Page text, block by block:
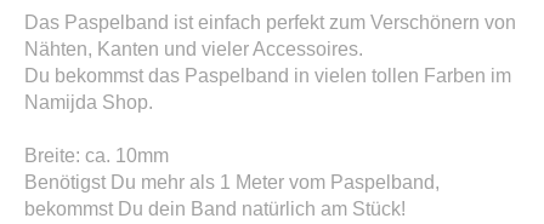
Das Paspelband ist einfach perfekt zum Verschönern von
Nähten, Kanten und vieler Accessoires.
Du bekommst das Paspelband in vielen tollen Farben im
Namijda Shop.
Breite: ca. 10mm
Benötigst Du mehr als 1 Meter vom Paspelband,
bekommst Du dein Band natürlich am Stück!